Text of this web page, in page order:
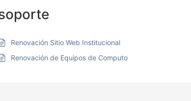
Renovación Sitio Web Institucional
Renovación de Equipos de Computo